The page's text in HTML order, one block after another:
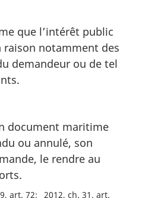
que l’intérêt public
raison notamment des
demandeur ou de tel
document maritime
ou annulé, son
le rendre au
art. 72 2012, ch. 31, art.